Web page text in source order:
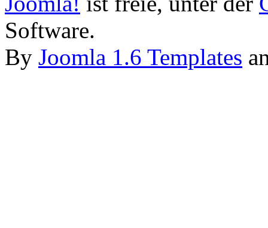
Software.
By Joomla 1.6 Templates